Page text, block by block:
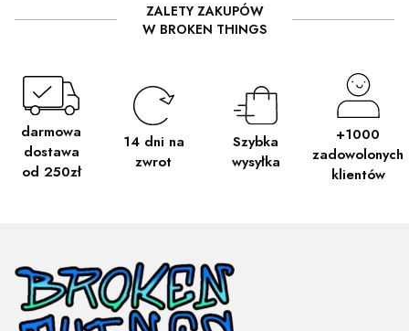
ZALETY ZAKUPÓW
W BROKEN THINGS
darmowa
dostawa
od 250zł
14 dni na
zwrot
Szybka
wysyłka
+1000
zadowolonych
klientów